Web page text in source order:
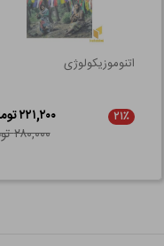
اتنوموزیکولوژی
۲۱٪
۲۲۱,۲۰۰ تومان
۲۸۰,۰۰۰ تومان